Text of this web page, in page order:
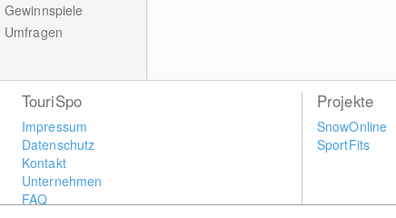
Gewinnspiele
Umfragen
TouriSpo
Impressum
Datenschutz
Kontakt
Unternehmen
FAQ
Projekte
SnowOnline
SportFits